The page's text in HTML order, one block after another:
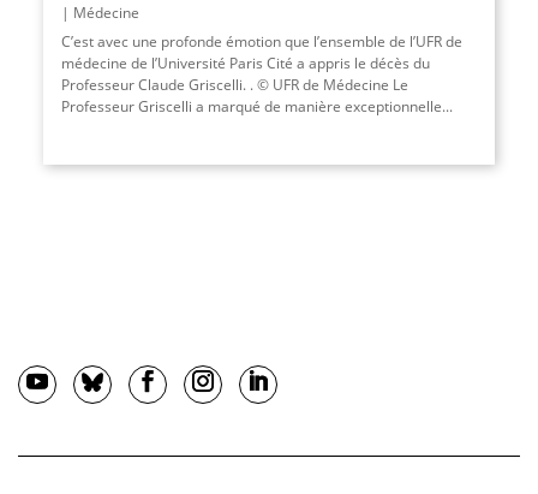
Médecine
C’est avec une profonde émotion que l’ensemble de l’UFR de
médecine de l’Université Paris Cité a appris le décès du
Professeur Claude Griscelli. . © UFR de Médecine Le
Professeur Griscelli a marqué de manière exceptionnelle...